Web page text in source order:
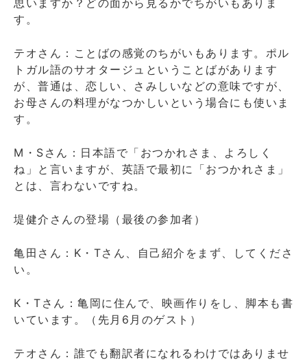
思いますか？どの面から見るかでちがいもありま
す。
テオさん：ことばの感覚のちがいもあります。ポル
トガル語のサオタージュということばがあります
が、普通は、恋しい、さみしいなどの意味ですが、
お母さんの料理がなつかしいという場合にも使いま
す。
M・Sさん：日本語で「おつかれさま、よろしく
ね」と言いますが、英語で最初に「おつかれさま」
とは、言わないですね。
堤健介さんの登場（最後の参加者）
亀田さん：K・Tさん、自己紹介をまず、してくださ
い。
K・Tさん：亀岡に住んで、映画作りをし、脚本も書
いています。（先月6月のゲスト）
テオさん：誰でも翻訳者になれるわけではありませ